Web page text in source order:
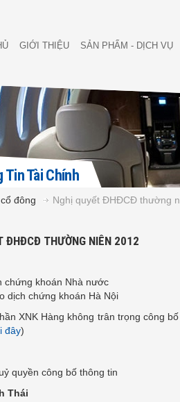
GIỚI THIỆU SẢN PHẨM - DỊCH VỤ
Tin Tài Chính
đông Nghị quyết ĐHĐCĐ thường
ĐHĐCĐ THƯỜNG NIÊN 2012
chứng khoán Nhà nước
dịch chứng khoán Hà Nội
XNK Hàng không trân trọng công
đây)
quyền công bố thông tin
Thái